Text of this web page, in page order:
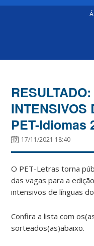
INTENSIVOS
PET-Idiomas
17/11/2021 18:40
O PET-Letras torna
das vagas para a
intensivos de línguas
Confira a lista com
sorteados(as)abaixo.